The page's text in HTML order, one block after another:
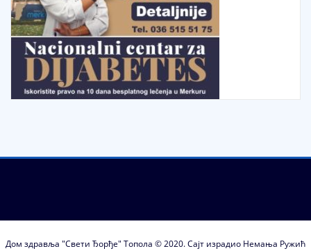
Дом здравља "Свети Ђорђе" Топола © 2020. Сајт израдио Немања Ружић